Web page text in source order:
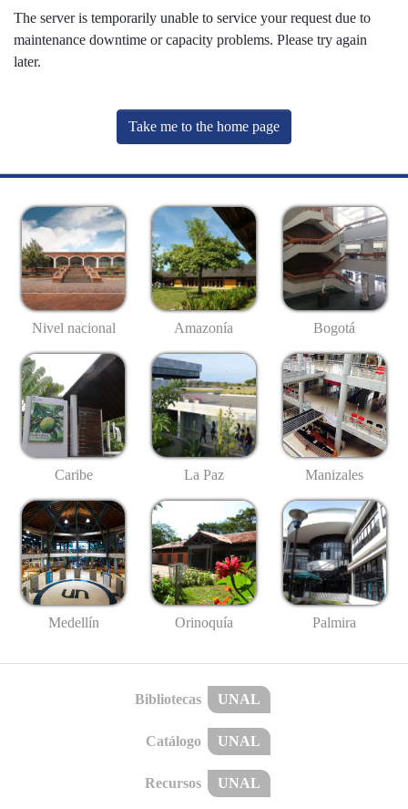
The server is temporarily unable to service your request due to
maintenance downtime or capacity problems. Please try again
later.
Take me to the home page
Nivel nacional Amazonía Bogotá
Caribe La Paz Manizales
Medellín Orinoquía Palmira
Bibliotecas UNAL
Catálogo UNAL
Recursos UNAL